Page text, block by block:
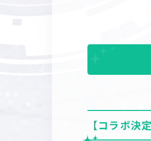
【コラボ決